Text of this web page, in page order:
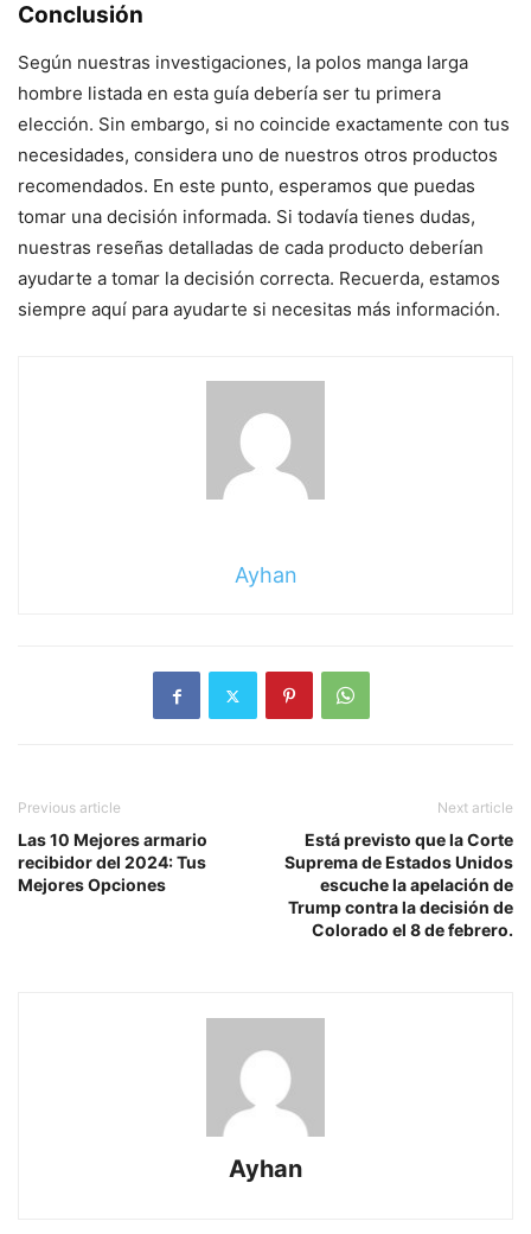
Conclusión
Según nuestras investigaciones, la polos manga larga
hombre listada en esta guía debería ser tu primera
elección. Sin embargo, si no coincide exactamente con tus
necesidades, considera uno de nuestros otros productos
recomendados. En este punto, esperamos que puedas
tomar una decisión informada. Si todavía tienes dudas,
nuestras reseñas detalladas de cada producto deberían
ayudarte a tomar la decisión correcta. Recuerda, estamos
siempre aquí para ayudarte si necesitas más información.
Ayhan
Previous article
Las 10 Mejores armario
recibidor del 2024: Tus
Mejores Opciones
Next article
Está previsto que la Corte
Suprema de Estados Unidos
escuche la apelación de
Trump contra la decisión de
Colorado el 8 de febrero.
Ayhan